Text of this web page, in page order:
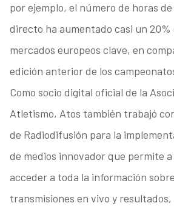
por ejemplo, el número de horas
directo ha aumentado casi un 20%
mercados europeos clave, en
edición anterior de los
Como socio digital oficial de la
Atletismo, Atos también trabajó
de Radiodifusión para la
de medios innovador que permite a
acceder a toda la información
transmisiones en vivo y